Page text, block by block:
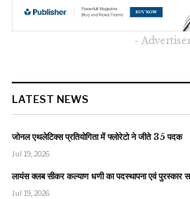
-
LATEST NEWS
जोनल एथलेटिक्स प्रतियोगिता में फ्लोरेटो ने जीते 35 पदक
Jul 19, 2026
लायंस क्लब सीकर कल्याण धणी का पदस्थापना एवं पुरस्कार
Jul 19, 2026